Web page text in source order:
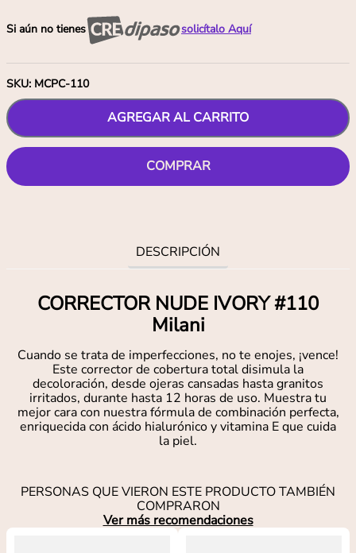
Si aún no tienes solicítalo Aquí
SKU: MCPC-110
AGREGAR AL CARRITO
COMPRAR
DESCRIPCIÓN
CORRECTOR NUDE IVORY #110
Milani
Cuando se trata de imperfecciones, no te enojes, ¡vence!
Este corrector de cobertura total disimula la
decoloración, desde ojeras cansadas hasta granitos
irritados, durante hasta 12 horas de uso. Muestra tu
mejor cara con nuestra fórmula de combinación perfecta,
enriquecida con ácido hialurónico y vitamina E que cuida
la piel.
PERSONAS QUE VIERON ESTE PRODUCTO TAMBIÉN
COMPRARON
Ver más recomendaciones